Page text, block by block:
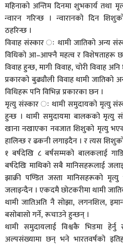
महिनाको अन्तिम दिनमा शुभकार्य तथा
न्वारन गरिन्छ । न्वारानको दिन
ठहरिन्छ ।
विवाह संस्कार ः थामी जातिको अन्य
विधिको आ–आफ्नै महत्व र विशेषताहरू
विवाह हुन्छ, मागी विवाह, चोरी विवाह
प्रकारको बुढ्यौली विवाह थामी जातिको
विधिहरू पनि विभिन्न प्रकारका छन ।
मृत्यु संस्कार ः थामी समुदायको मृत्यु
हुन्छ । थामी समुदायमा बालकको मृत्यु
खाना नखाएका नवजात शिशुको मृत्यु
हालिन्छ र ढकनी लगाइदैन । र त्यस शिशुको
१ बर्षदेखि ८ बर्षसम्मको बालकलाई
बर्षदेखि माथिको सबै मानिसहरूलाई
झाक्री पण्डित जस्ता मानिसहरूको
जलाइन्दैन । एकदमै छोटकरीमा थामी
थामी जातिअति नै सोझा, लगनशिल,
बसोबासो गर्ने, रूचाउने हुन्छन् ।
थामी समुदायलाई विश्वकै भिडमा
अल्पसंख्यामा छन् भने भारतवर्षको